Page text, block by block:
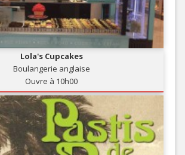
Lola's Cupcakes
Boulangerie anglaise
Ouvre à 10h00